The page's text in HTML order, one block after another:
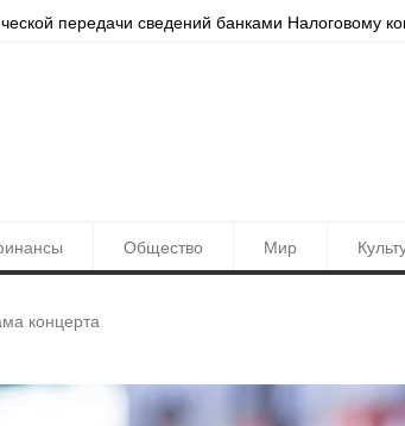
передачи сведений банками Налоговому комитету
Общество Мир
концерта